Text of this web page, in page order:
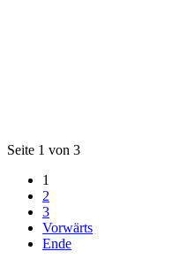
Seite 1 von 3
1
2
3
Vorwärts
Ende